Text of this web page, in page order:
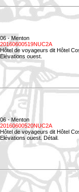
06 - Menton
20160600519NUC2A
Hôtel de voyageurs dit Hôtel
Elévations ouest.
06 - Menton
20160600520NUC2A
Hôtel de voyageurs dit Hôtel
Elévations ouest. Détail.